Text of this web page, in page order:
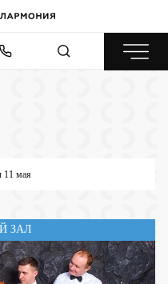
11 мая
ЗАЛ